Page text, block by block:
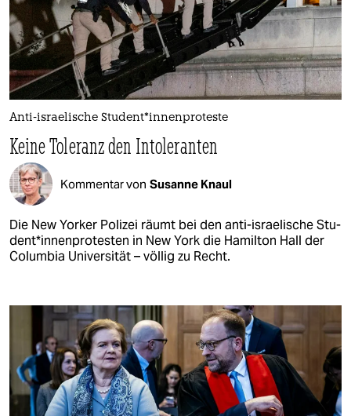
Anti-israelische Studen­t*in­nen­pro­tes­te
Keine Toleranz den Intoleranten
Kommentar von Susanne Knaul
Die New Yorker Polizei räumt bei den anti-israelische Stu­
den­t*in­nen­pro­tes­ten in New York die Hamilton Hall der
Columbia Universität – völlig zu Recht.